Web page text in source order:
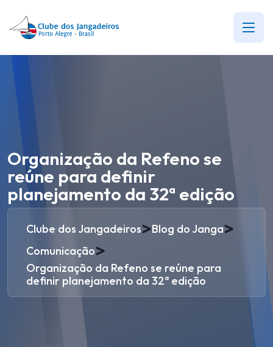
Organização da Refeno se
reúne para definir
planejamento da 32ª edição
Clube dos Jangadeiros>Blog do Janga>
Comunicação>
Organização da Refeno se reúne para
definir planejamento da 32ª edição